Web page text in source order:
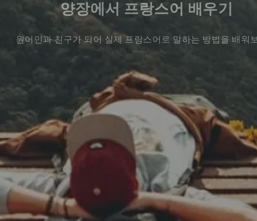
양장에서 프랑스어 배우기
원어민과 친구가 되어 실제 프랑스어로 말하는 방법을 배워